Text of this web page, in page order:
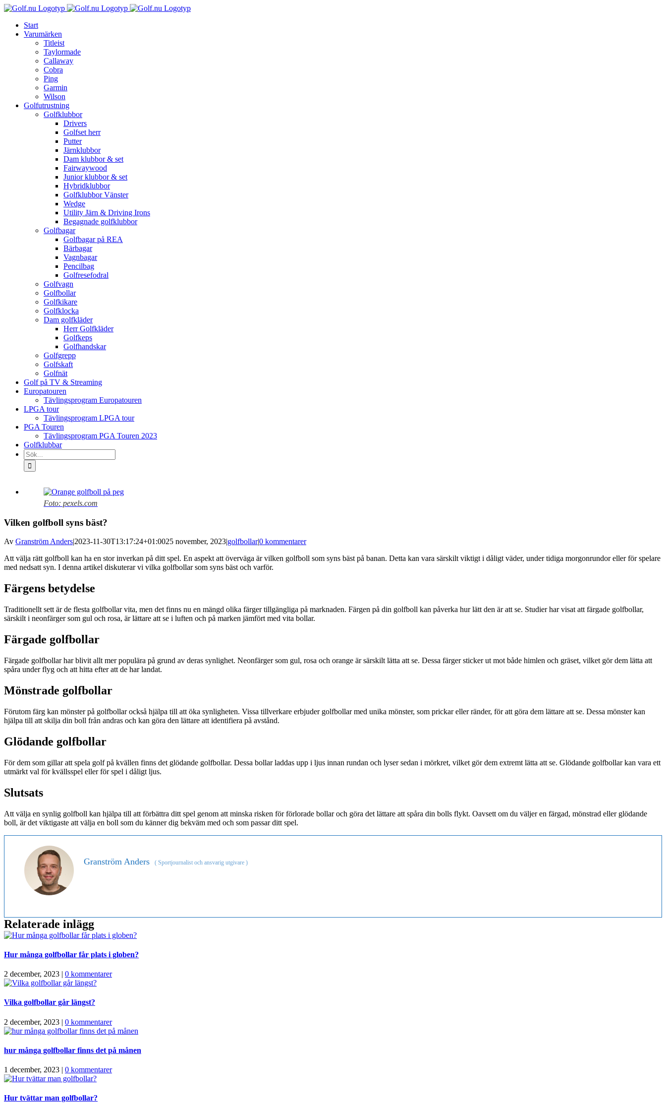
Fortsätt
innehållet
Start
Varumärken
Titleist
Taylormade
Callaway
Cobra
Ping
Garmin
Wilson
Golfutrustning
Golfklubbor
Drivers
Golfset herr
Putter
Järnklubbor
Dam klubbor & set
Fairwaywood
Junior klubbor & set
Hybridklubbor
Golfklubbor Vänster
Wedge
Utility Järn & Driving Irons
Begagnade golfklubbor
Golfbagar
Golfbagar på REA
Bärbagar
Vagnbagar
Pencilbag
Golfresefodral
Golfvagn
Golfbollar
Golfkikare
Golfklocka
Dam golfkläder
Herr Golfkläder
Golfkeps
Golfhandskar
Golfgrepp
Golfskaft
Golfnät
Golf på TV & Streaming
Europatouren
Tävlingsprogram Europatouren
LPGA tour
Tävlingsprogram LPGA tour
PGA Touren
Tävlingsprogram PGA Touren 2023
Golfklubbar
Sök
efter:
Foto: pexels.com
Vilken golfboll syns bäst?
Av Granström Anders|2023-11-30T13:17:24+01:0025 november, 2023|golfbollar|0 kommentarer
Att välja rätt golfboll kan ha en stor inverkan på ditt spel. En aspekt att överväga är vilken golfboll som syns bäst på banan. Detta kan vara särskilt viktigt i dåligt väder, under tidiga morgonrundor eller för spelare
med nedsatt syn. I denna artikel diskuterar vi vilka golfbollar som syns bäst och varför.
Färgens betydelse
Traditionellt sett är de flesta golfbollar vita, men det finns nu en mängd olika färger tillgängliga på marknaden. Färgen på din golfboll kan påverka hur lätt den är att se. Studier har visat att färgade golfbollar,
särskilt i neonfärger som gul och rosa, är lättare att se i luften och på marken jämfört med vita bollar.
Färgade golfbollar
Färgade golfbollar har blivit allt mer populära på grund av deras synlighet. Neonfärger som gul, rosa och orange är särskilt lätta att se. Dessa färger sticker ut mot både himlen och gräset, vilket gör dem lätta att
spåra under flyg och att hitta efter att de har landat.
Mönstrade golfbollar
Förutom färg kan mönster på golfbollar också hjälpa till att öka synligheten. Vissa tillverkare erbjuder golfbollar med unika mönster, som prickar eller ränder, för att göra dem lättare att se. Dessa mönster kan
hjälpa till att skilja din boll från andras och kan göra den lättare att identifiera på avstånd.
Glödande golfbollar
För dem som gillar att spela golf på kvällen finns det glödande golfbollar. Dessa bollar laddas upp i ljus innan rundan och lyser sedan i mörkret, vilket gör dem extremt lätta att se. Glödande golfbollar kan vara ett
utmärkt val för kvällsspel eller för spel i dåligt ljus.
Slutsats
Att välja en synlig golfboll kan hjälpa till att förbättra ditt spel genom att minska risken för förlorade bollar och göra det lättare att spåra din bolls flykt. Oavsett om du väljer en färgad, mönstrad eller glödande
boll, är det viktigaste att välja en boll som du känner dig bekväm med och som passar ditt spel.
Granström Anders ( Sportjournalist och ansvarig utgivare )
Relaterade inlägg
Hur många golfbollar får plats i globen?
2 december, 2023 | 0 kommentarer
Vilka golfbollar går längst?
2 december, 2023 | 0 kommentarer
hur många golfbollar finns det på månen
1 december, 2023 | 0 kommentarer
Hur tvättar man golfbollar?